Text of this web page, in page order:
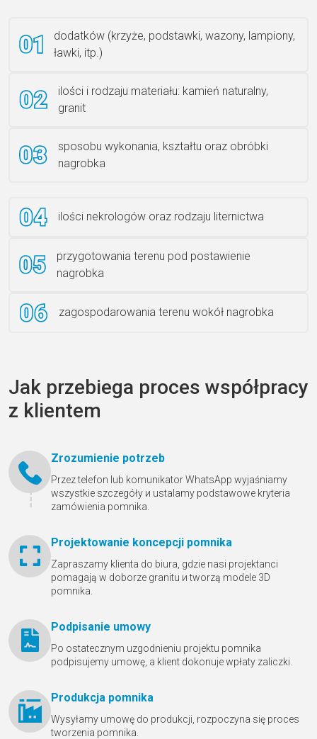
Ławka granitowa LG 12
dodatków (krzyże, podstawki, wazony, lampiony,
ławki, itp.)
ilości i rodzaju materiału: kamień naturalny,
granit
sposobu wykonania, kształtu oraz obróbki
nagrobka
ilości nekrologów oraz rodzaju liternictwa
przygotowania terenu pod postawienie
nagrobka
zagospodarowania terenu wokół nagrobka
Jak przebiega proces współpracy
z klientem
Zrozumienie potrzeb
Przez telefon lub komunikator WhatsApp wyjaśniamy
wszystkie szczegóły и ustalamy podstawowe kryteria
zamówienia pomnika.
Projektowanie koncepcji pomnika
Zapraszamy klienta do biura, gdzie nasi projektanci
pomagają w doborze granitu и tworzą modele 3D
pomnika.
Podpisanie umowy
Po ostatecznym uzgodnieniu projektu pomnika
podpisujemy umowę, a klient dokonuje wpłaty zaliczki.
Produkcja pomnika
Wysyłamy umowę do produkcji, rozpoczyna się proces
tworzenia pomnika.